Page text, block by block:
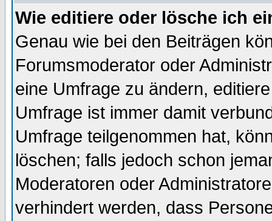
Wie editiere oder lösche ich
Genau wie bei den Beiträgen
Forumsmoderator oder
eine Umfrage zu ändern,
Umfrage ist immer damit
Umfrage teilgenommen hat,
löschen; falls jedoch schon
Moderatoren oder
verhindert werden, dass